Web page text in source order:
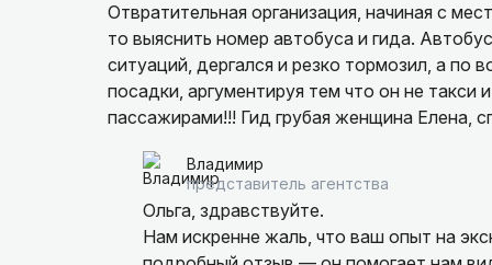
Отвратительная организация, начиная с
то выяснить номер автобуса и гида.
ситуаций, дергался и резко тормозил, а
посадки, аргументируя тем что он не
пассажирами!!! Гид грубая женщина Елена,
рода Романовых, и преподнесении
средств и душегубительницы
целом.
Не понравилось на оценку минус ноль,
Владимир
представитель агентства
Ольга, здравствуйте.
Нам искренне жаль, что ваш опыт на